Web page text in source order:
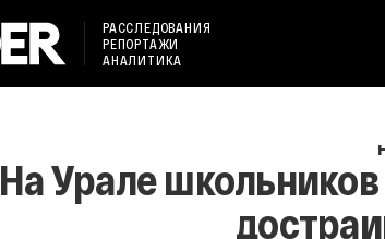
РАССЛЕДОВАНИЯ
РЕПОРТАЖИ
АНАЛИТИКА
На Урале